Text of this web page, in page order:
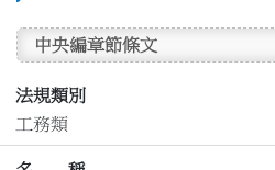
中央編章節條文
法規類別
工務類